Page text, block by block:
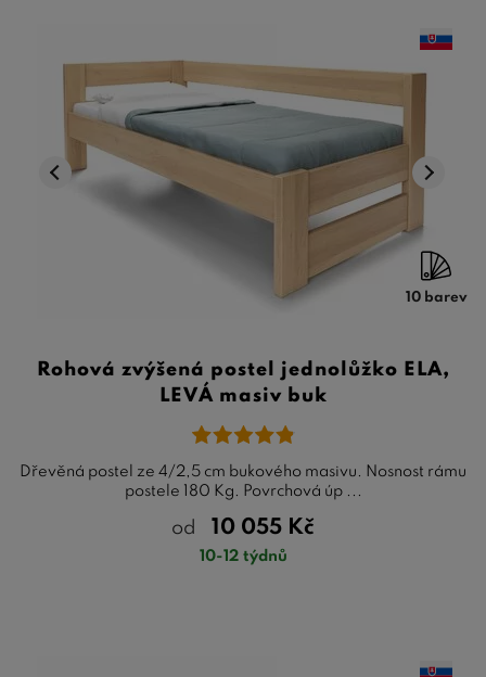
10 barev
Rohová zvýšená postel jednolůžko ELA,
LEVÁ masiv buk
Dřevěná postel ze 4/2,5 cm bukového masivu. Nosnost rámu
postele 180 Kg. Povrchová úp ...
od 10 055 Kč
10-12 týdnů